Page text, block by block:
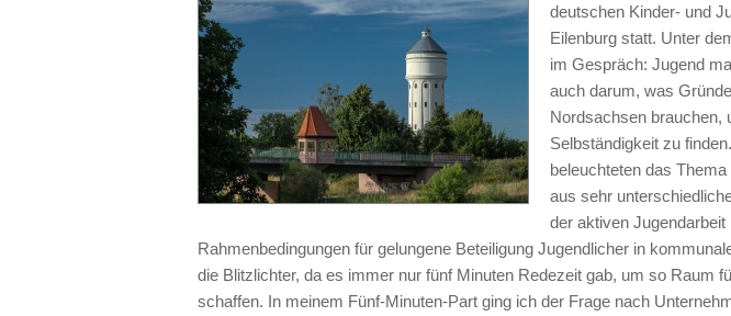
deutschen Kinder- und
Eilenburg statt. Unter
im Gespräch: Jugend
auch darum, was
Nordsachsen brauchen,
Selbständigkeit zu
beleuchteten das
aus sehr
der aktiven
Rahmenbedingungen für gelungene Beteiligung Jugendlicher in
die Blitzlichter, da es immer nur fünf Minuten Redezeit gab, um so Raum
schaffen. In meinem Fünf-Minuten-Part ging ich der Frage nach